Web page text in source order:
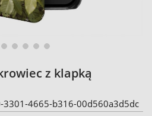
z klapką
3301-4665-b316-00d560a3d5dc